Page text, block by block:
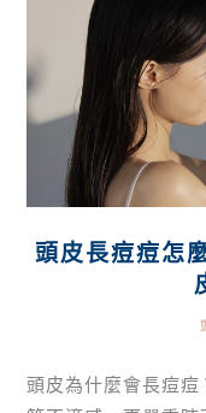
頭皮長痘痘怎
頭皮為什麼會長痘